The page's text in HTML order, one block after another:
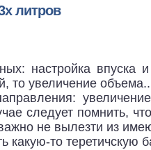
литров
настройка впуска
то увеличение
следует помнить,
не вылезти из
какую-то теретичскую